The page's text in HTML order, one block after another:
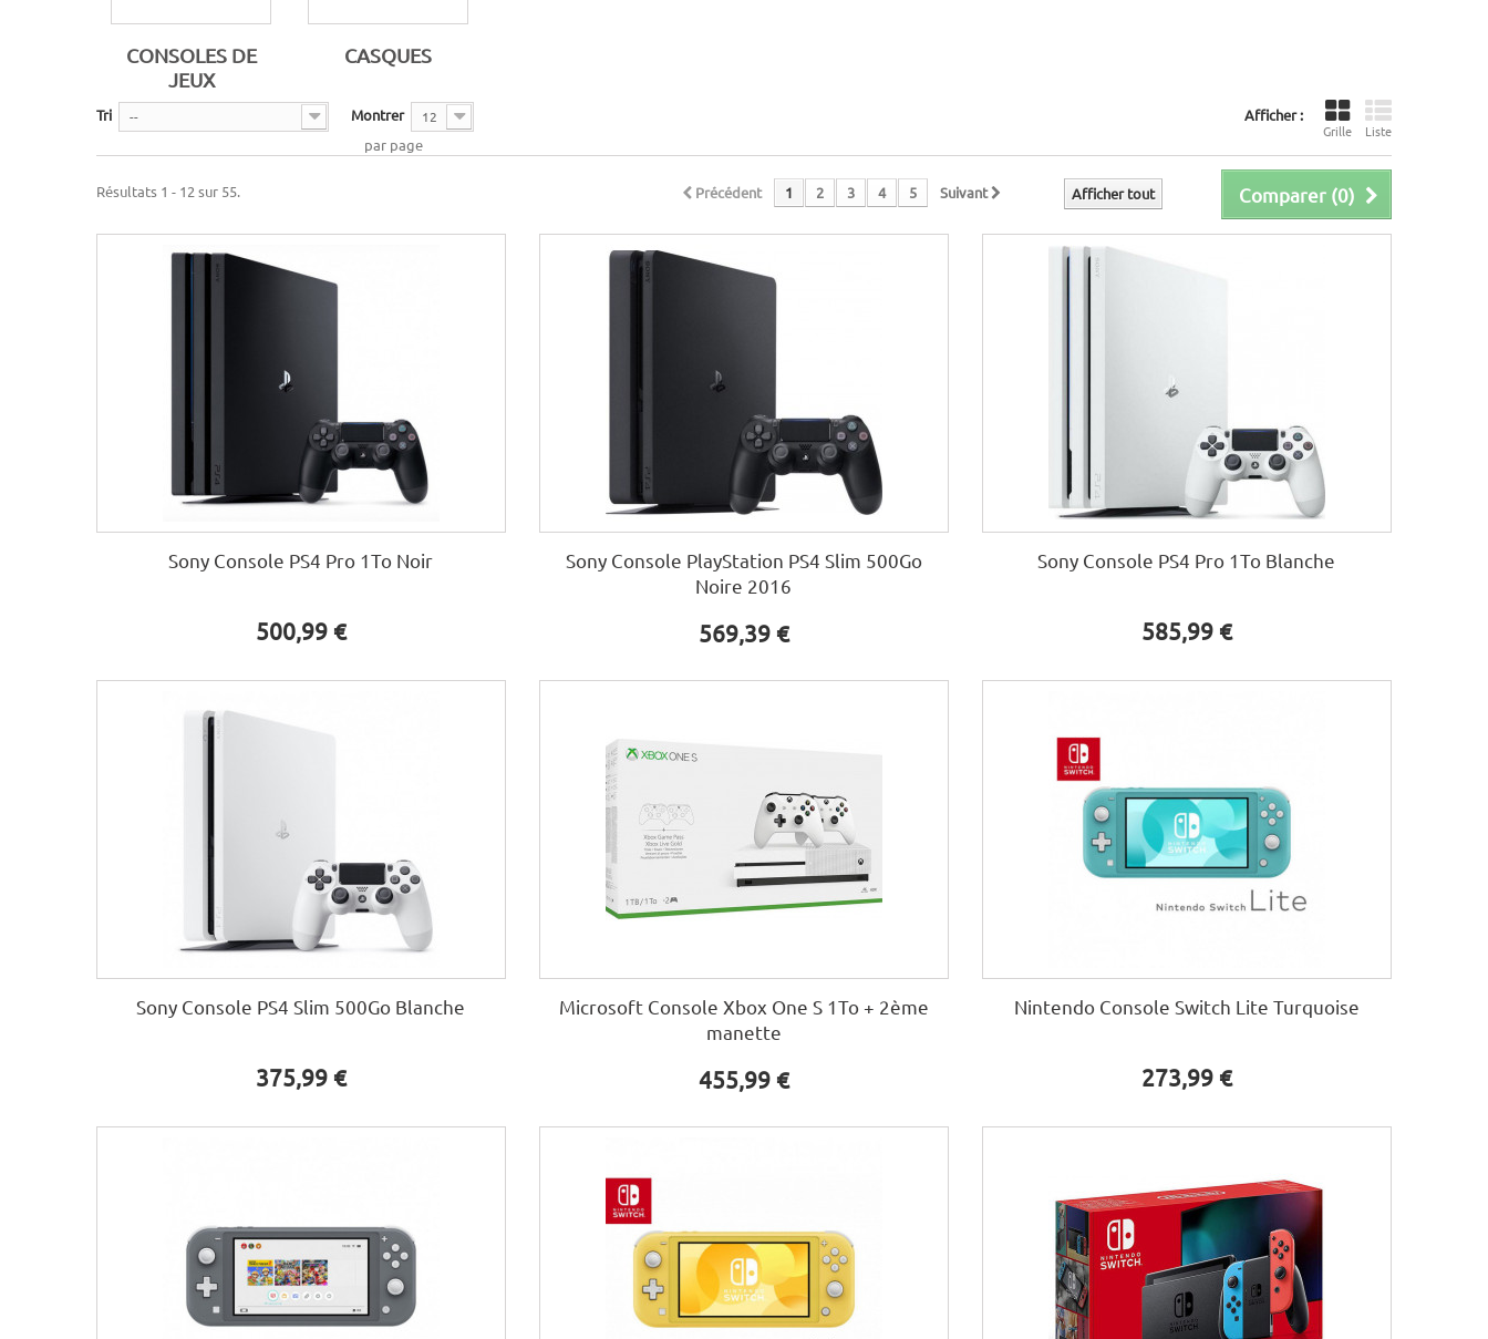
CONSOLES DE
JEUX
CASQUES
Afficher :
Grille Liste
Tri -- Montrer 12
par page
Comparer (0)
Afficher tout
Précédent 1 2 3 4 5 Suivant
Résultats 1 - 12 sur 55.
Sony Console PS4 Pro 1To Noir
500,99 €
Sony Console PlayStation PS4 Slim 500Go
Noire 2016
569,39 €
Sony Console PS4 Pro 1To Blanche
585,99 €
Sony Console PS4 Slim 500Go Blanche
375,99 €
Microsoft Console Xbox One S 1To + 2ème
manette
455,99 €
Nintendo Console Switch Lite Turquoise
273,99 €